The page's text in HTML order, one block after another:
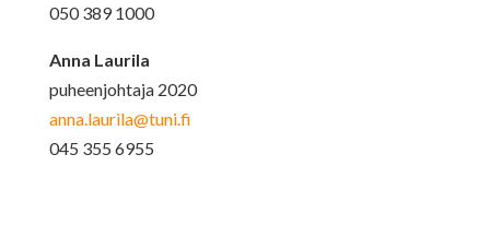
050 389 1000
Anna Laurila
puheenjohtaja 2020
anna.laurila@tuni.fi
045 355 6955